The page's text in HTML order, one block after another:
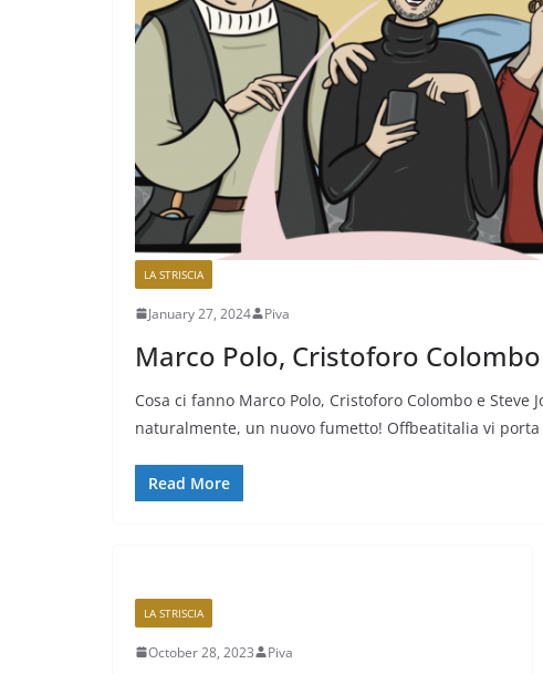
LA STRISCIA
January 27, 2024 Piva
Marco Polo, Cristoforo Colombo
Cosa ci fanno Marco Polo, Cristoforo Colombo e Steve
naturalmente, un nuovo fumetto! Offbeatitalia vi
Read More
LA STRISCIA
October 28, 2023 Piva